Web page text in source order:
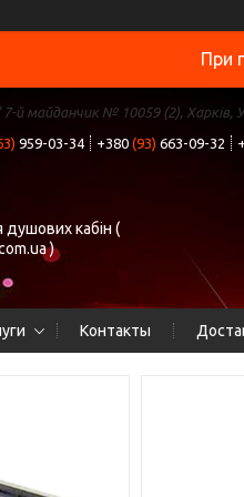
При
й майданчик № 10059 (2), Харків,
959-03-34 +380 (93) 663-09-32
душових кабін (
)
Контакты